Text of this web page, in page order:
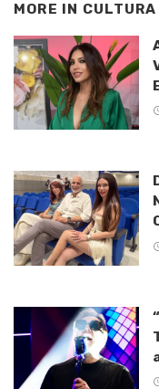
MORE IN CULTURA